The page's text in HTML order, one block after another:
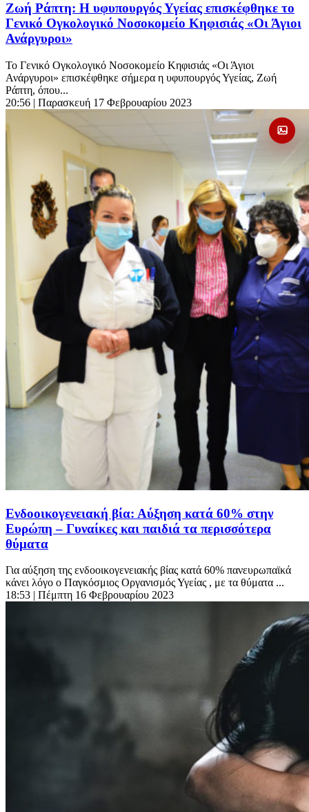
Ζωή Ράπτη: Η υφυπουργός Υγείας επισκέφθηκε το
Γενικό Ογκολογικό Νοσοκομείο Κηφισιάς «Οι Άγιοι
Ανάργυροι»
Το Γενικό Ογκολογικό Νοσοκομείο Κηφισιάς «Οι Άγιοι
Ανάργυροι» επισκέφθηκε σήμερα η υφυπουργός Υγείας, Ζωή
Ράπτη, όπου...
20:56 | Παρασκευή 17 Φεβρουαρίου 2023
Ενδοοικογενειακή βία: Αύξηση κατά 60% στην
Ευρώπη – Γυναίκες και παιδιά τα περισσότερα
θύματα
Για αύξηση της ενδοοικογενειακής βίας κατά 60% πανευρωπαϊκά
κάνει λόγο ο Παγκόσμιος Οργανισμός Υγείας , με τα θύματα ...
18:53 | Πέμπτη 16 Φεβρουαρίου 2023